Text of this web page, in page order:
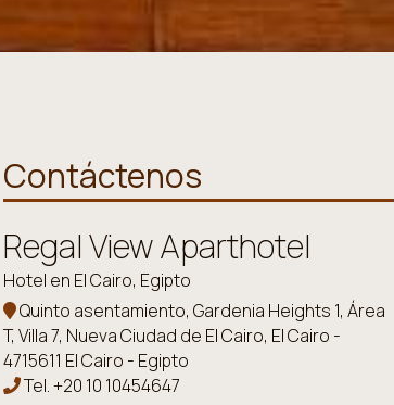
Contáctenos
Regal View Aparthotel
Hotel en El Cairo, Egipto
Quinto asentamiento, Gardenia Heights 1, Área
T, Villa 7, Nueva Ciudad de El Cairo, El Cairo -
4715611 El Cairo - Egipto
Tel.+20 10 10454647